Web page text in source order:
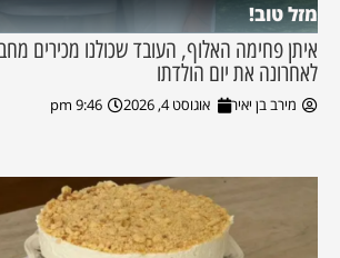
מזל טוב!
איתן פחימה האלוף, העובד שכולנו מכירים
לאחרונה את יום הולדתו
מירב בן יאיר אוגוסט 4, 2026 9:46 pm